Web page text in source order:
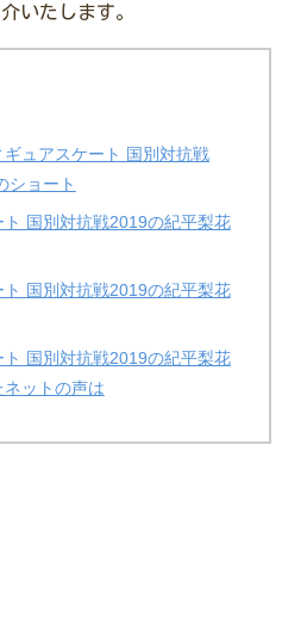
いたします。
ギュアスケート 国別対抗戦
ショート
国別対抗戦2019の紀平梨花
国別対抗戦2019の紀平梨花
国別対抗戦2019の紀平梨花
ットの声は